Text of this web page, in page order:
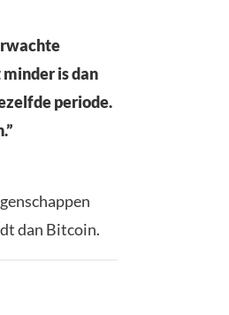
is dan
periode.
dan Bitcoin.